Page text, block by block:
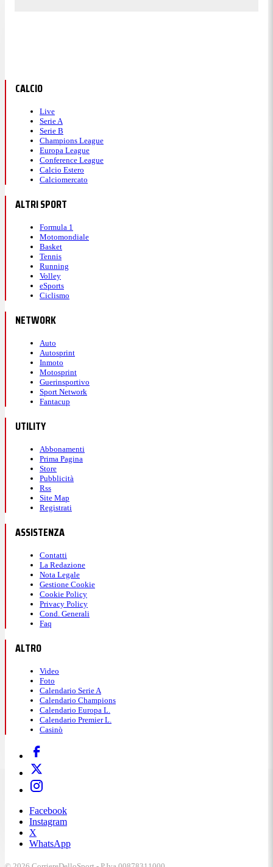
CALCIO
Live
Serie A
Serie B
Champions League
Europa League
Conference League
Calcio Estero
Calciomercato
ALTRI SPORT
Formula 1
Motomondiale
Basket
Tennis
Running
Volley
eSports
Ciclismo
NETWORK
Auto
Autosprint
Inmoto
Motosprint
Guerinsportivo
Sport Network
Fantacup
UTILITY
Abbonamenti
Prima Pagina
Store
Pubblicità
Rss
Site Map
Registrati
ASSISTENZA
Contatti
La Redazione
Nota Legale
Gestione Cookie
Cookie Policy
Privacy Policy
Cond. Generali
Faq
ALTRO
Video
Foto
Calendario Serie A
Calendario Champions
Calendario Europa L.
Calendario Premier L.
Casinò
Facebook
Instagram
X
WhatsApp